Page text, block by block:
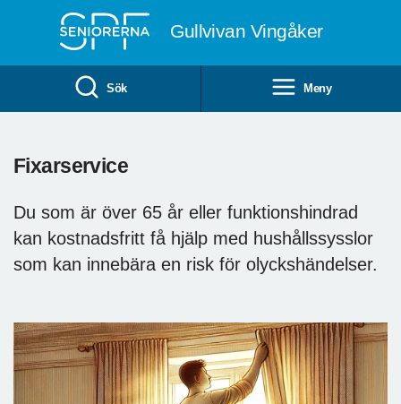
Gullvivan Vingåker
Sök Meny
Fixarservice
Du som är över 65 år eller funktionshindrad
kan kostnadsfritt få hjälp med hushållssysslor
som kan innebära en risk för olyckshändelser.